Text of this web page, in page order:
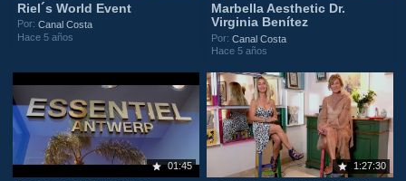
Riel´s World Event
Por:Canal Costa
Hace 5 años
Marbella Aesthetic Dr.
Virginia Benítez
Por:Canal Costa
Hace 5 años
01:45 1:27:30